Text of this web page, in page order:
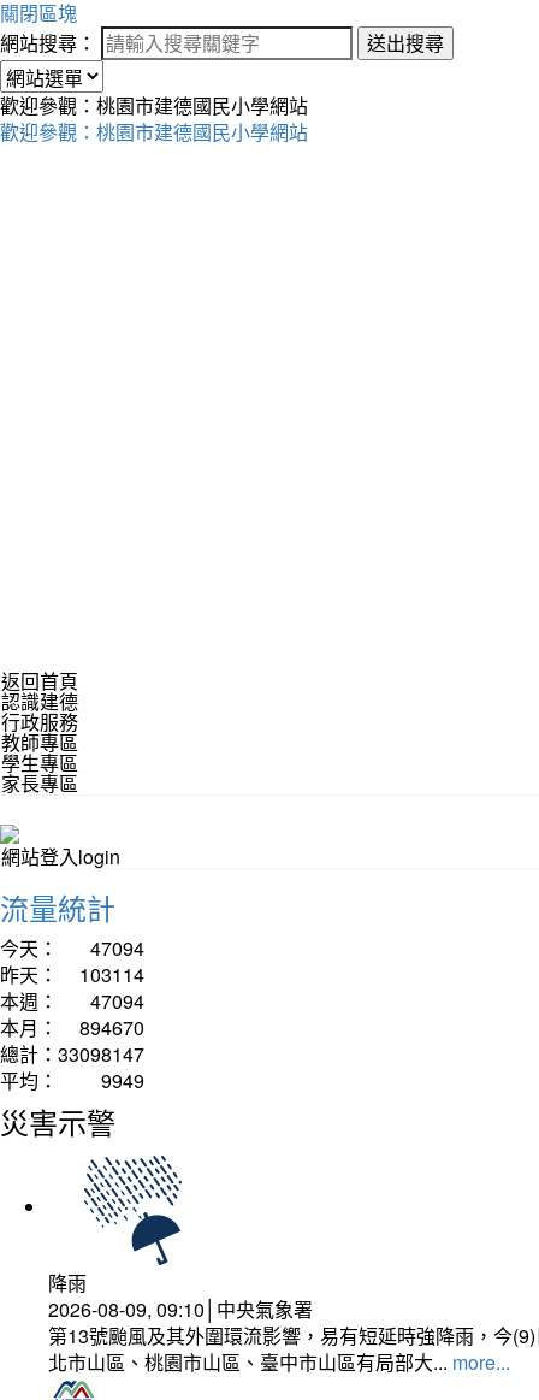
關閉區塊
網站搜尋：
送出搜尋
歡迎參觀：桃園市建德國民小學網站
歡迎參觀：桃園市建德國民小學網站
返回首頁
認識建德
行政服務
教師專區
學生專區
家長專區
網站登入login
流量統計
今天：
47094
昨天：
103114
本週：
47094
本月：
894670
總計： 33098147
平均：
9949
災害示警
降雨
2026-08-09, 09:10│中央氣象署
第13號颱風及其外圍環流影響，易有短延時強降雨，今
北市山區、桃園市山區、臺中市山區有局部大... more...